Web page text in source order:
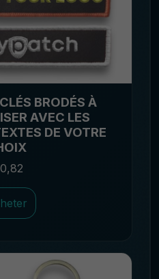
BRODÉS À
AVEC LES
DE VOTRE